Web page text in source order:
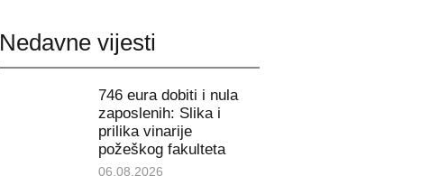
Nedavne vijesti
746 eura dobiti i nula
zaposlenih: Slika i
prilika vinarije
požeškog fakulteta
06.08.2026